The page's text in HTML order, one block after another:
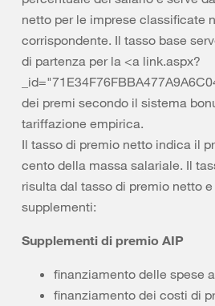
netto per le imprese classificate
corrispondente. Il tasso base
di partenza per la <a link.aspx?
dei premi secondo il sistema
tariffazione empirica.
Il tasso di premio netto indica il
cento della massa salariale. Il
risulta dal tasso di premio netto
supplementi:
Supplementi di premio AIP
finanziamento delle spese
finanziamento dei costi di